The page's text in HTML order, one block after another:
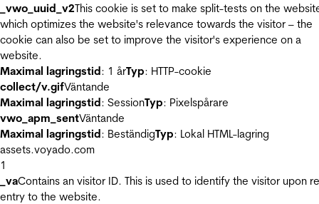
_vwo_uuid_v2This cookie is set to make split-tests on the
which optimizes the website's relevance towards the visitor – the
cookie can also be set to improve the visitor's experience on a
website.
Maximal lagringstid: 1 årTyp: HTTP-cookie
collect/v.gifVäntande
Maximal lagringstid: SessionTyp: Pixelspårare
vwo_apm_sentVäntande
Maximal lagringstid: BeständigTyp: Lokal HTML-lagring
assets.voyado.com
1
_vaContains an visitor ID. This is used to identify the visitor upon
entry to the website.